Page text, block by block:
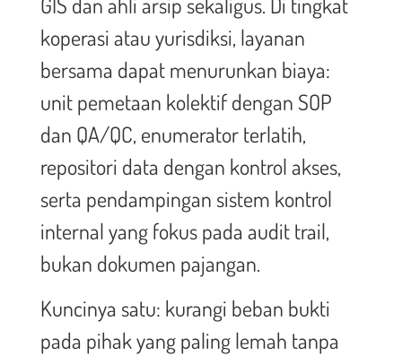
koperasi atau yurisdiksi, layanan
bersama dapat menurunkan biaya:
unit pemetaan kolektif dengan SOP
dan QA/QC, enumerator terlatih,
repositori data dengan kontrol akses,
serta pendampingan sistem kontrol
internal yang fokus pada audit trail,
bukan dokumen pajangan.
Kuncinya satu: kurangi beban bukti
pada pihak yang paling lemah tanpa